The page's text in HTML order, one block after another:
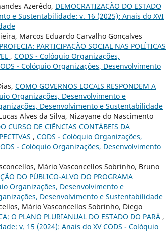
Azerêdo, DEMOCRATIZAÇÃO DO ESTADO
e Sustentabilidade: v. 16 (2025): Anais do XVI
Marcos Eduardo Carvalho Gonçalves
PARTICIPAÇÃO SOCIAL NAS POLÍTICAS
, CODS - Colóquio Organizações,
- Colóquio Organizações, Desenvolvimento
COMO GOVERNOS LOCAIS RESPONDEM A
Organizações, Desenvolvimento e
Desenvolvimento e Sustentabilidade
Alves da Silva, Nizayane do Nascimento
CURSO DE CIÊNCIAS CONTÁBEIS DA
, CODS - Colóquio Organizações,
- Colóquio Organizações, Desenvolvimento
Mário Vasconcellos Sobrinho, Bruno
DO PÚBLICO-ALVO DO PROGRAMA
Organizações, Desenvolvimento e
Desenvolvimento e Sustentabilidade
Mário Vasconcellos Sobrinho, Diego
O PLANO PLURIANUAL DO ESTADO DO PARÁ ,
v. 15 (2024): Anais do XV CODS - Colóquio